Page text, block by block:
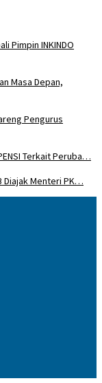
Pimpin INKINDO
Masa Depan,
Pengurus
Terkait Peruba…
Diajak Menteri PK…